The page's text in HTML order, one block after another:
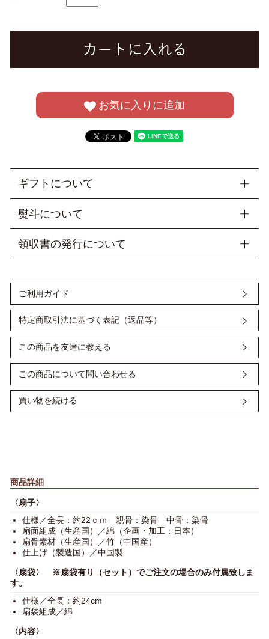
お気に入りに追加
ギフトについて
＜ ラッピング・梱包について ＞
す。
プレゼント包装ご希望の場合、ギフト用シールをお付けできま
■手提げ袋もご用意もしておりますので、ぜひご活用くださ
い。
※単品扇子（扇子袋なし）をお買い上げの方には、無料で差し
袋をおつけしておりますが、 セット扇子（扇子袋付き）の紙袋
は、2024年2月1日～有料とさせていただきます。
ご利用枚数分別途ご注文をお願いいたします。
●手提げ紙袋…1枚 110円（税込）
■包装は無料でご用意致します。
※リボン掛けは行っておりません。
熨斗について
料でお付けいたします。ご注文の際、「表書き」・「お名
前」・「内のし」又は「外のし」の3点のご指定を【備考欄】
※特にご要望がない場合は「内のし」でご用意いたします。箱
に熨斗をかけたあと、包装いたします。また、お名前のご指示
がない場合、ご注文者様のフルネームをお入れ致します。
縁起物として扇子を贈られる場合には、表書きを「寿恵廣(す
えひろ)」とされるのが多いです。扇を広げた形が末広がりを
意味し、幸せが末永く続きくようにという縁起の良い言葉で
す。
領収書の発行について
ご注文時、カート画面の備考欄に「領収書希望」「宛名」をご
記入ください。
宛名の記入がない場合は ご注文者様のお名前で発行いたしま
す。但書は、扇子代 と記載します。
領収書はお品物と同梱いたします。
お支払いに会員ポイントを使用した場合、ポイントを差し引い
た金額で領収書を発行いたします。
※ご注文者様とお届け先様が異なる場合でも、領収書の発行は
可能です。
原本を郵送または、メールで PDF ファイルを添付してお送り
いたしますので、備考欄にご記入ください。
＜ 銀行振込 ＞
ご利用ガイド
特定商取引法に基づく表記（返品等）
この商品を友達に教える
この商品について問い合わせる
買い物を続ける
商品詳細
〈扇子〉
仕様／全長：約22ｃｍ 親骨：染骨 中骨：染骨
扇面組成（生産国）／綿（企画・加工：日本）
扇骨素材（生産国）／竹（中国産）
仕上げ（製造国）／中国製
〈扇袋〉 ※扇袋有り（セット）でご注文の場合のみ付属致しま
す。
仕様／全長：約24cm
扇袋組成／綿
〈内容〉